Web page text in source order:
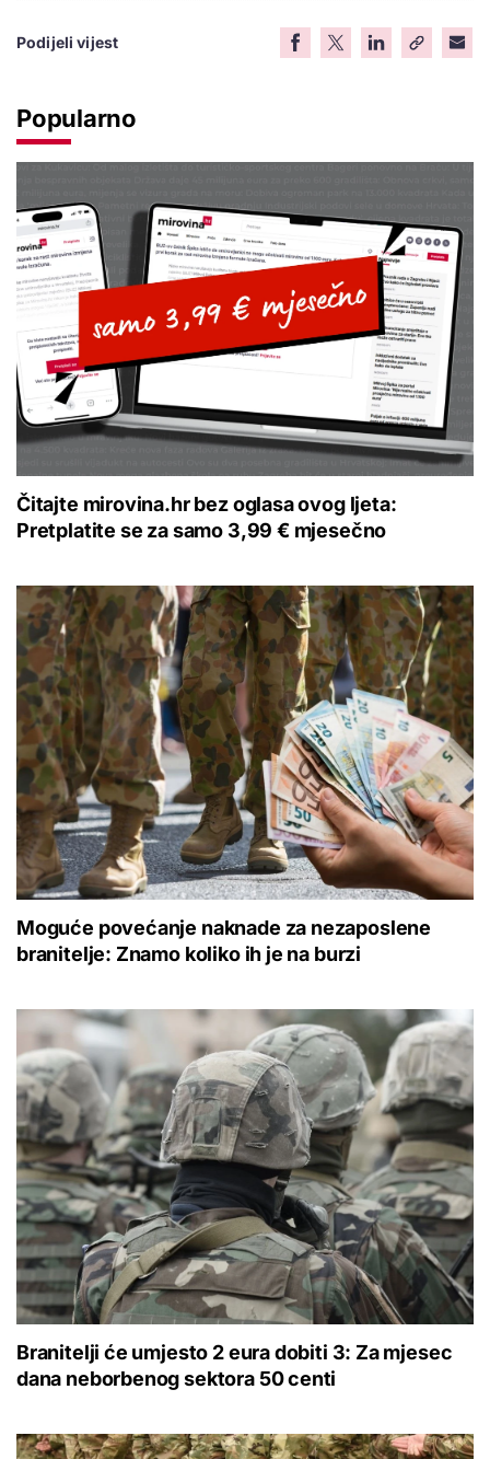
Podijeli vijest
Popularno
Čitajte mirovina.hr bez oglasa ovog ljeta:
Pretplatite se za samo 3,99 € mjesečno
Moguće povećanje naknade za nezaposlene
branitelje: Znamo koliko ih je na burzi
Branitelji će umjesto 2 eura dobiti 3: Za mjesec
dana neborbenog sektora 50 centi